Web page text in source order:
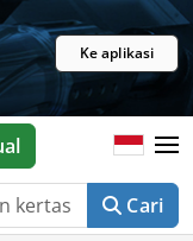
Ke aplikasi
Cari